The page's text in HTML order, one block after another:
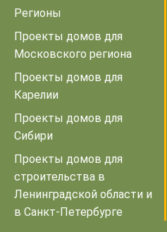
Регионы
Проекты домов для
Московского региона
Проекты домов для
Карелии
Проекты домов для
Сибири
Проекты домов для
строительства в
Ленинградской области и
в Санкт-Петербурге